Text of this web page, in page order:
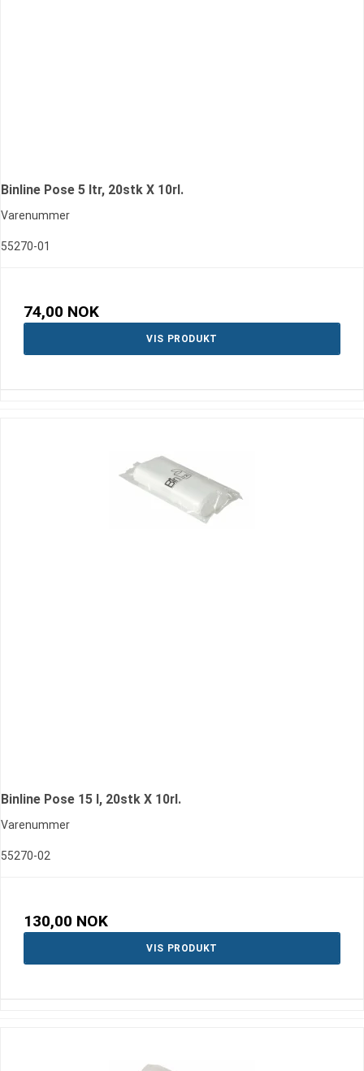
Binline Pose 5 ltr, 20stk X 10rl.
Varenummer
55270-01
74,00 NOK
VIS PRODUKT
Binline Pose 15 l, 20stk X 10rl.
Varenummer
55270-02
130,00 NOK
VIS PRODUKT